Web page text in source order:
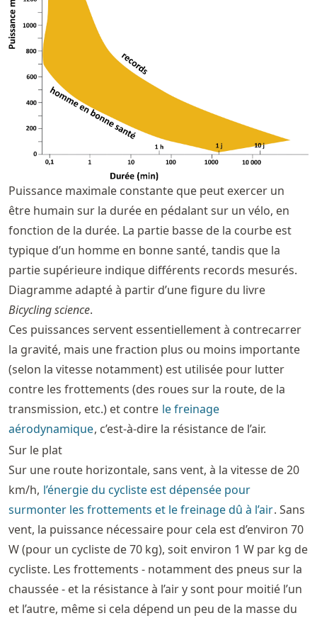
Puissance maximale constante que peut exercer un
être humain sur la durée en pédalant sur un vélo, en
fonction de la durée. La partie basse de la courbe est
typique d’un homme en bonne santé, tandis que la
partie supérieure indique différents records mesurés.
Diagramme adapté à partir d’une figure du livre
Bicycling science.
Ces puissances servent essentiellement à contrecarrer
la gravité, mais une fraction plus ou moins importante
(selon la vitesse notamment) est utilisée pour lutter
contre les frottements (des roues sur la route, de la
transmission, etc.) et contre le freinage
aérodynamique, c’est-à-dire la résistance de l’air.
Sur le plat
Sur une route horizontale, sans vent, à la vitesse de 20
km/h, l’énergie du cycliste est dépensée pour
surmonter les frottements et le freinage dû à l’air. Sans
vent, la puissance nécessaire pour cela est d’environ 70
W (pour un cycliste de 70 kg), soit environ 1 W par kg de
cycliste. Les frottements - notamment des pneus sur la
chaussée - et la résistance à l’air y sont pour moitié l’un
et l’autre, même si cela dépend un peu de la masse du